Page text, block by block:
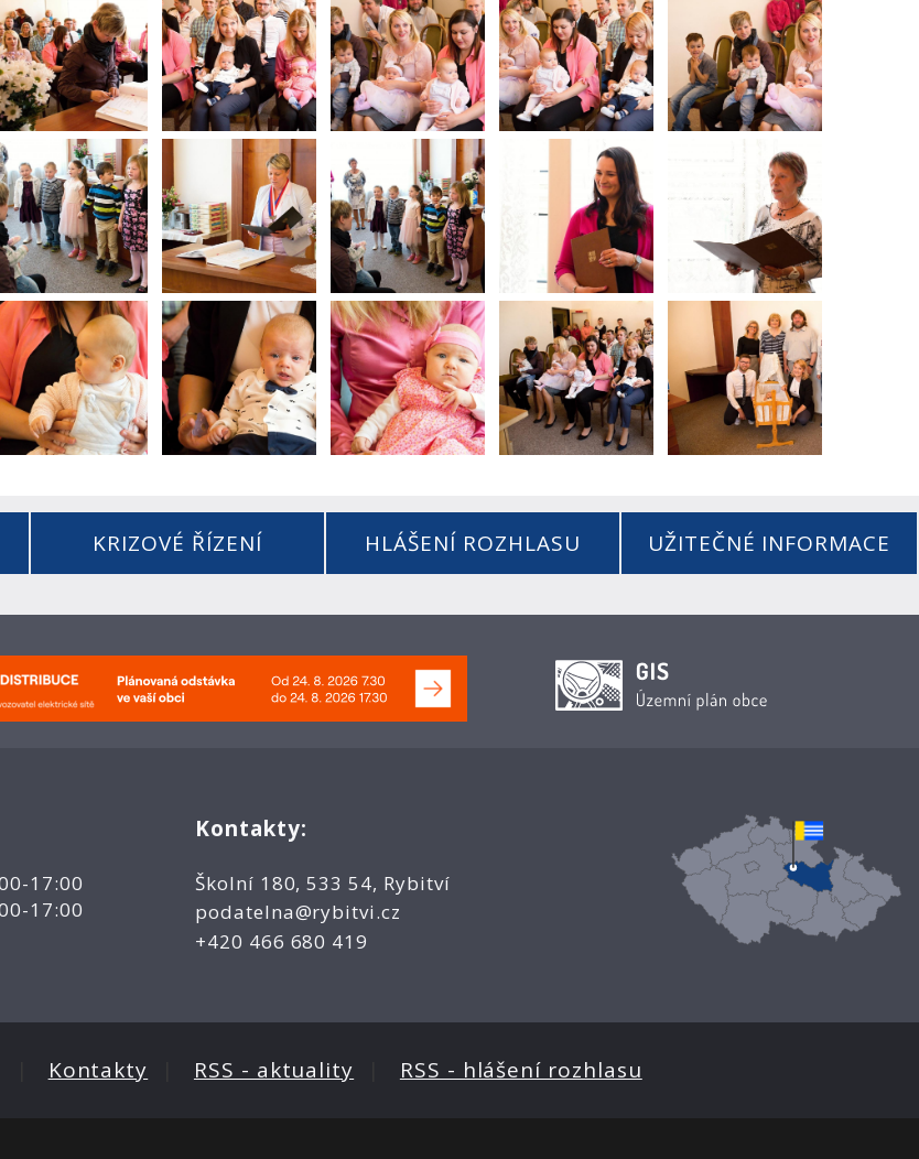
KRIZOVÉ ŘÍZENÍ HLÁŠENÍ ROZHLASU UŽITEČNÉ INFORMACE
17:00
17:00
Kontakty:
Školní 180, 533 54, Rybitví
podatelna@rybitvi.cz
+420 466 680 419
Kontakty RSS - aktuality RSS - hlášení rozhlasu